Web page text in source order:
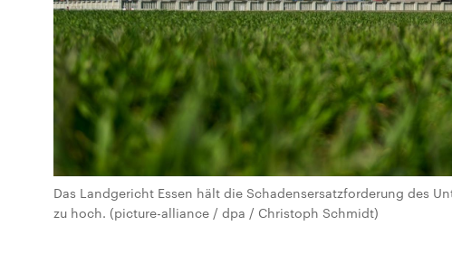
Das Landgericht Essen hält die Schadensersatzforderung des
zu hoch. (picture-alliance / dpa / Christoph Schmidt)